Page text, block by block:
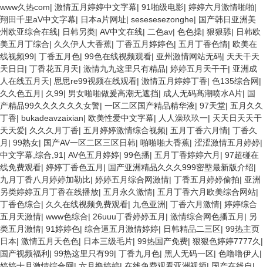
www久热com| 激情五月婷婷中文字幕| 91啪级电影| 婷婷六月激情啪啪|
翔田千里aV中文字幕| 日本a片网址| sesesesezonghe| 国产韩日亚洲美
州欧亚综合在线| 日韩另类| AV中文在线| 二色av| 色色操| 狠狠舔| 日韩欧
美五月丁综合| 久久伊人大香蕉| 丁香五月婷婷色| 五月丁香色情| 欧美在
线视频99| 丁香五月色| 99色在线视频观看| 亚州激情网站无码| 天天干天
天日日| 丁香花五月天| 激情九九这里只有精品| 婷婷五月天干干| 亚洲成
人在线五月天| 思思re99视频在线观看| 激情五月婷婷丁香| 色135综合网|
久久色五月 | 久99| 男女啪啪做爰高潮无遮挡| 成人无码髙潮喷水A片| 国
产精品99久久久久久久女警| 一区二区国产精品精华液| 97天堂| 五月久久
丁香| bukadeavzaixian| 欧美性爱中文字幕| 人人澡玖玖一| 天天日天天干
天天爱| 久久久月丁香| 五月婷婷激情综合视频| 五月丁香六月情| 丁香久
月 | 99熟女| 国产AV一区二区三区日韩| 啪啪啪大香蕉| 涩涩激情五月婷婷|
中文字幕,综合,91 | AV色五月婷婷| 99色播| 五月丁香婷婷六月 | 97超碰在
线免费观看| 婷婷丁香色五月 | 国产亚洲精品久久久999密壂最新版介绍|
九月丁香八月婷婷加勒比| 婷婷五月综合网激情| 丁香五月婷婷偷拍| 亚洲
另类婷婷五月丁香在线播放| 五月永久激情| 五月丁香六月欧美综合网站|
丁香色综合| 久久在线视频免费观看| 九色亚洲| 丁香六月激情| 婷婷综合
五月天激情| www色综合| 26uuu丁香婷婷五月 | 激情综合网色播五月 | 另
类五月激情| 91婷婷色| 综合逼五月激情婷婷| 日韩精品二三区| 99热主页
日本| 激情五月天色色| 日本三级毛片| 99热国产免费| 狠狠色婷婷7777久 |
国产视频福利 | 99热这里只有99| 丁香九月色| 黑人无码一区| 色噜噜伊人 |